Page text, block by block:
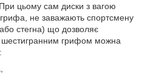
цьому сам диски з вагою
не заважають спортсмену
стегна) що дозволяє
шестигранним грифом можна